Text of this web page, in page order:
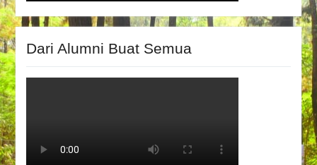
Dari Alumni Buat Semua